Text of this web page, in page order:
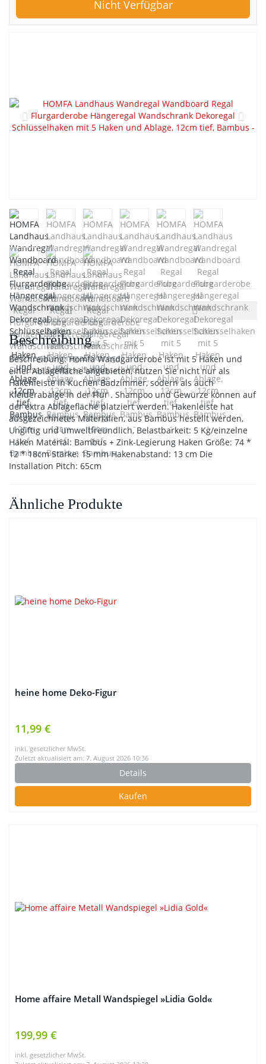
Nicht Verfügbar
Beschreibung
Beschreibung: Homfa Wandgarderobe ist mit 5 Haken und
einer Ablagefläche angebieten, nutzen Sie nicht nur als
Hakenleiste in Küchen Badzimmer, sodern als auch
Kleiderabalge in der Flur . Shampoo und Gewürze können auf
der extra Ablagefläche platziert werden. Hakenleiste hat
ausgezeichnetes Materialien, aus Bambus hestellt werden,
Ungiftig und umweltfreundlich, Belastbarkeit: 5 Kg/einzelne
Haken Material: Bambus + Zink-Legierung Haken Größe: 74 *
12 * 18cm Stärke: 15 mm Hakenabstand: 13 cm Die
Installation Pitch: 65cm
Ähnliche Produkte
heine home Deko-Figur
11,99 €
inkl. gesetzlicher MwSt.
Zuletzt aktualisiert am: 7. August 2026 10:36
Details
Kaufen
Home affaire Metall Wandspiegel »Lidia Gold«
199,99 €
inkl. gesetzlicher MwSt.